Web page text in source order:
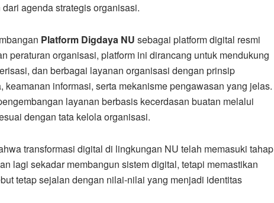
agenda strategis organisasi.
Platform Digdaya NU sebagai platform digital resmi
peraturan organisasi, platform ini dirancang untuk mendukung
dan berbagai layanan organisasi dengan prinsip
informasi, serta mekanisme pengawasan yang jelas.
layanan berbasis kecerdasan buatan melalui
dengan tata kelola organisasi.
transformasi digital di lingkungan NU telah memasuki tahap
lagi sekadar membangun sistem digital, tetapi memastikan
tetap sejalan dengan nilai-nilai yang menjadi identitas